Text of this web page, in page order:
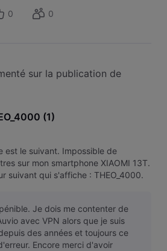
0 0
sur la publication de
(1)
est le suivant. Impossible de
sur mon smartphone XIAOMI 13T.
suivant qui s'affiche : THEO_4000.
Je dois me contenter de
avec VPN alors que je suis
des années et toujours ce
Encore merci d'avoir